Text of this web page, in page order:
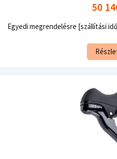
50
Egyedi megrendelésre [szállítási